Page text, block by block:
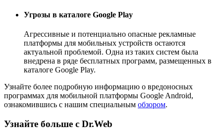
Угрозы в каталоге Google Play
Агрессивные и потенциально опасные рекламные
платформы для мобильных устройств остаются
актуальной проблемой. Одна из таких систем была
внедрена в ряде бесплатных программ, размещенных в
каталоге Google Play.
Узнайте более подробную информацию о вредоносных
программах для мобильной платформы Google Android,
ознакомившись с нашим специальным обзором.
Узнайте больше с Dr.Web